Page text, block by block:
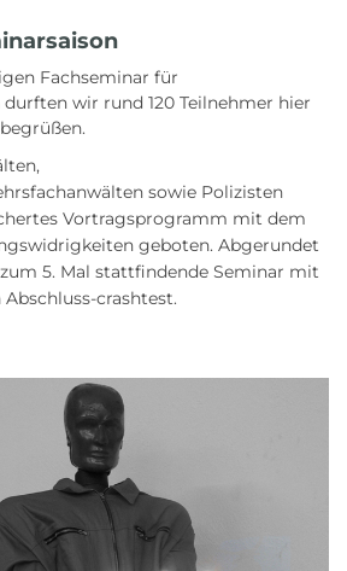
Fachseminar für
wir rund 120 Teilnehmer hier
sowie Polizisten
Vortragsprogramm mit dem
geboten. Abgerundet
5. Mal stattfindende Seminar mit
crashtest.